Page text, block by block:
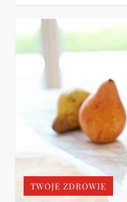
TWOJE ZDROWIE